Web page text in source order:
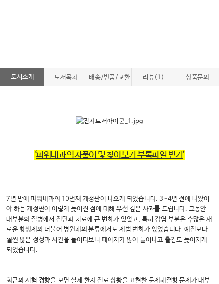
도서소개 도서목차 배송/반품/교환 리뷰(1) 상품문의
‘파워내과 약자풀이 및 찾아보기 부록파일 받기 ’
7년 만에 파워내과의 10번째 개정판이 나오게 되었습니다. 3~4년 전에 나왔어
야 하는 개정판이 이렇게 늦어진 점에 대해 우선 깊은 사과를 드립니다. 그동안
대부분의 질병에서 진단과 치료에 큰 변화가 있었고, 특히 감염 부분은 수많은 새
로운 항생제와 더불어 병원체의 분류에서도 제법 변화가 있었습니다. 예전보다
훨씬 많은 정성과 시간을 들이다보니 페이지가 많이 늘어나고 출간도 늦어지게
되었습니다.
최근의 시험 경향을 보면 실제 환자 진료 상황을 표현한 문제해결형 문제가 대부